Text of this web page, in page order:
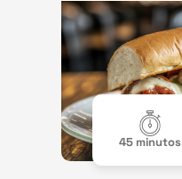
45 minutos